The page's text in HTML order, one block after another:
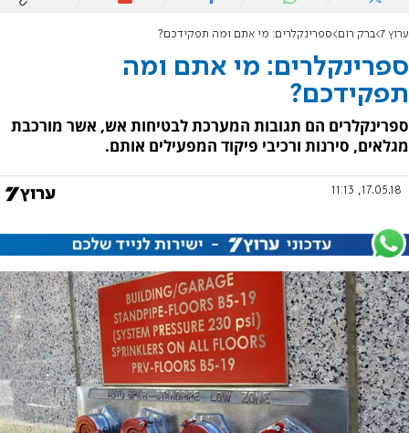
ערוץ 7 ברק רום ספרינקלרים: מי אתם ומה תפקידכם?
ספרינקלרים: מי אתם ומה
תפקידכם?
ספרינקלרים הם תגובות המערכת לבטיחות אש, אשר מורכבת
מגלאים, סירנות ורכיבי פיקוד המפעילים אותם.
17.05.18, 11:13